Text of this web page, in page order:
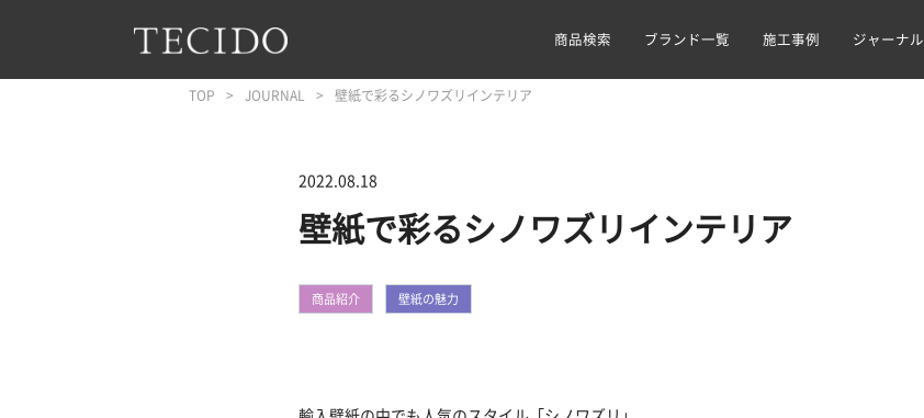
メインナビゲーションへジャンプ
メインコンテンツへジャンプ
フッターへジャンプ 商品検索 ブランド一覧 施工事例 ジャーナル
TOP JOURNAL 壁紙で彩るシノワズリインテリア
2022.08.18
壁紙で彩るシノワズリインテリア
商品紹介 壁紙の魅力